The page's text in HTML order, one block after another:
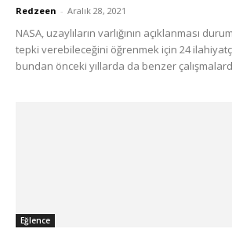
Redzeen - Aralık 28, 2021
NASA, uzaylıların varlığının açıklanması
tepki verebileceğini öğrenmek için 24
bundan önceki yıllarda da benzer
Eğlence